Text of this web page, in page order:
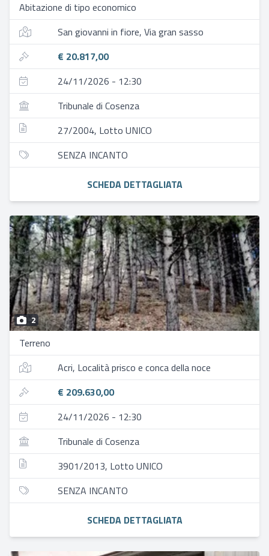
Abitazione di tipo economico
San giovanni in fiore, Via gran sasso
€ 20.817,00
24/11/2026 - 12:30
Tribunale di Cosenza
27/2004, Lotto UNICO
SENZA INCANTO
SCHEDA DETTAGLIATA
2
Terreno
Acri, Località prisco e conca della noce
€ 209.630,00
24/11/2026 - 12:30
Tribunale di Cosenza
3901/2013, Lotto UNICO
SENZA INCANTO
SCHEDA DETTAGLIATA